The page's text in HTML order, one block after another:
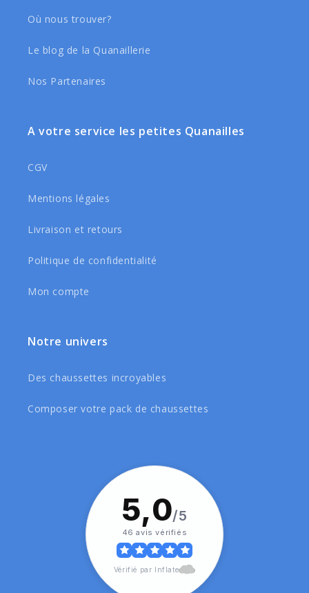
Où nous trouver?
Le blog de la Quanaillerie
Nos Partenaires
A votre service les petites Quanailles
CGV
Mentions légales
Livraison et retours
Politique de confidentialité
Mon compte
Notre univers
Des chaussettes incroyables
Composer votre pack de chaussettes
5,0/5
46 avis vérifiés
Vérifié par Inflate